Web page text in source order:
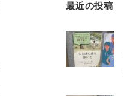
最近の投稿